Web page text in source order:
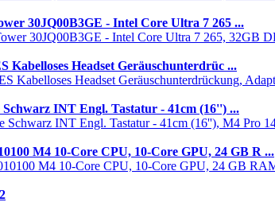
30JQ00B3GE - Intel Core Ultra 7 265 ...
Kabelloses Headset Geräuschunterdrüc ...
INT Engl. Tastatur - 41cm (16'') ...
M4 10-Core CPU, 10-Core GPU, 24 GB R ...